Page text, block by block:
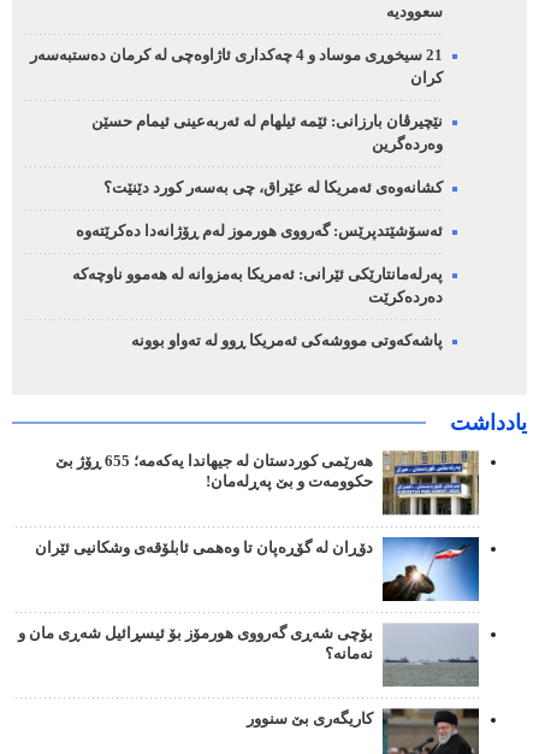
سعوودیە
21 سیخوڕی موساد و 4 چەکداری ئاژاوەچی لە کرمان دەستبەسەر
کران
نێچیرڤان بارزانی: ئێمە ئیلهام لە ئەربەعینی ئیمام حسێن
وەردەگرین
کشانەوەی ئەمریکا لە عێراق، چی بەسەر کورد دێنێت؟
ئەسۆشێتدپرێس: گەرووی هورموز لەم ڕۆژانەدا دەکرێتەوە
پەرلەمانتارێکی ئێرانی: ئەمریکا بەمزوانە لە هەموو ناوچەکە
دەردەکرێت
پاشەکەوتی مووشەکی ئەمریکا ڕوو لە تەواو بوونە
یادداشت
هەرێمی کوردستان لە جیهاندا یەکەمە؛ 655 ڕۆژ بێ
حکوومەت و بێ پەڕلەمان!
دۆڕان لە گۆڕەپان تا وەهمی ئابلۆقەی وشکانیی ئێران
بۆچی شەڕی گەرووی هورمۆز بۆ ئیسڕائیل شەڕی مان و
نەمانە؟
کاریگەری بێ سنوور